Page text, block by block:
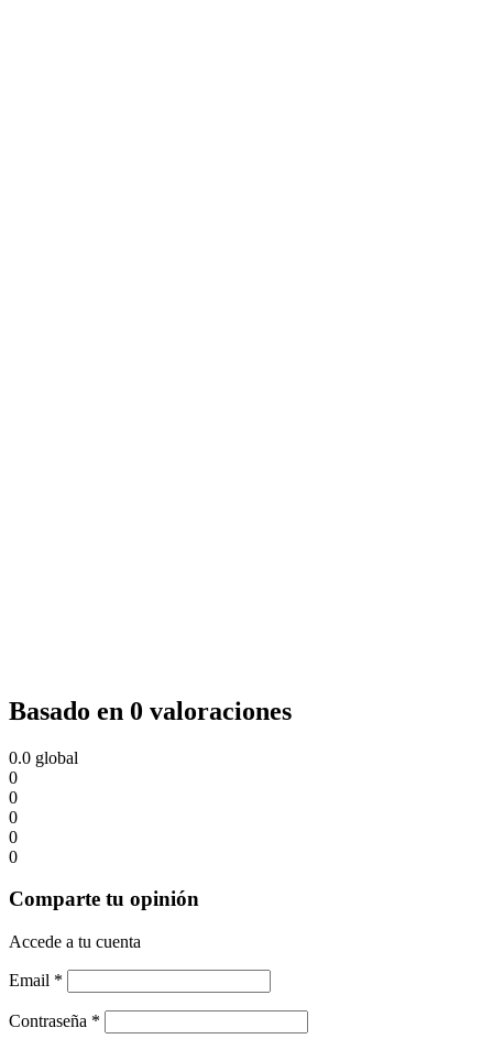
Basado en 0 valoraciones
0.0 global
0
0
0
0
0
Comparte tu opinión
Accede a tu cuenta
Email *
Contraseña *